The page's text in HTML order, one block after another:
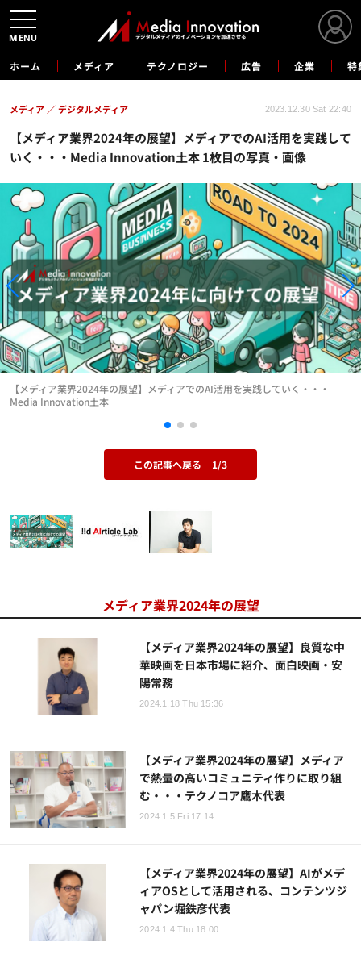
ホーム メディア テクノロジー 広告 企業 特
【メディア業界2024年の展望】メディアでのAI活用を実践して
いく・・・Media Innovation土本 1枚目の写真・画像
メディア デジタルメディア 2023.12.30 Sat 22:40
【メディア業界2024年の展望】メディアでのAI活用を実践していく・・・
Media Innovation土本
この記事へ戻る 1/3
メディア業界2024年の展望
【メディア業界2024年の展望】良質な中
華映画を日本市場に紹介、面白映画・安
陽常務
2024.1.18 Thu 15:36
【メディア業界2024年の展望】メディア
で熱量の高いコミュニティ作りに取り組
む・・・テクノコア鷹木代表
2024.1.5 Fri 17:14
【メディア業界2024年の展望】AIがメデ
ィアOSとして活用される、コンテンツジ
ャパン堀鉄彦代表
2024.1.4 Thu 18:00
MENU